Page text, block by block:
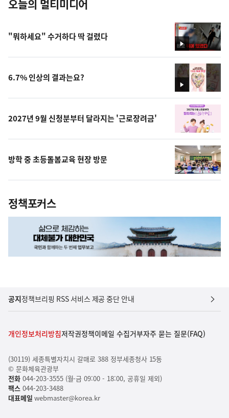
오늘의 멀티미디어
영
상
"뭐하세요" 수거하다 딱 걸렸다
영
상
6.7% 인상의 결과는요?
2027년 9월 신청분부터 달라지는 '근로장려금'
방학 중 초등돌봄교육 현장 방문
정책포커스
공지정책브리핑 RSS 서비스 제공 중단 안내
개인정보처리방침저작권정책이메일 수집거부자주 묻는 질문(FAQ)
(30119) 세종특별자치시 갈매로 388 정부세종청사 15동
© 문화체육관광부
전화044-203-3555 (월-금 09:00 - 18:00, 공휴일 제외)
팩스 044-203-3488
대표메일 webmaster@korea.kr